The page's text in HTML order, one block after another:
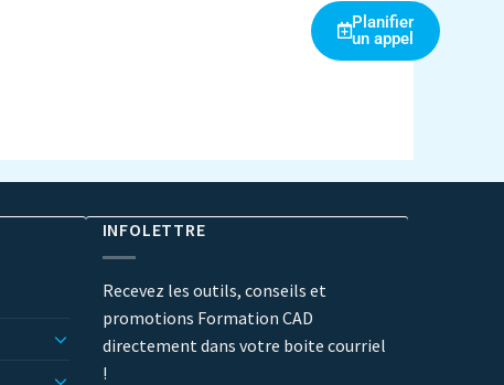
Planifier
un appel
INFOLETTRE
Recevez les outils, conseils et
promotions Formation CAD
directement dans votre boite courriel
!